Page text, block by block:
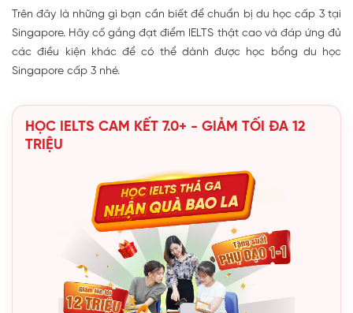
Trên đây là những gì bạn cần biết để chuẩn bị du học cấp 3 tại
Singapore. Hãy cố gắng đạt điểm IELTS thật cao và đáp ứng đủ
các điều kiện khác để có thể dành được học bổng du học
Singapore cấp 3 nhé.
HỌC IELTS CAM KẾT 7.0+ - GIẢM TỐI ĐA 12
TRIỆU